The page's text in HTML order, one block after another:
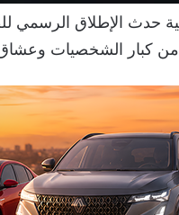
حدث الإطلاق الرسمي
من كبار الشخصيات